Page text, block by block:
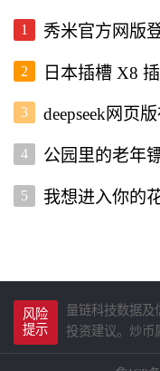
1
2 日本插槽 X8
3
4
5
风险
提示
量链科技数据及
投资建议。炒币